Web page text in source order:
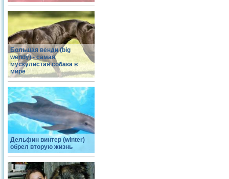
Большая венди (big
wendy) - самая
мускулистая собака в
мире
Дельфин винтер (winter)
обрел вторую жизнь